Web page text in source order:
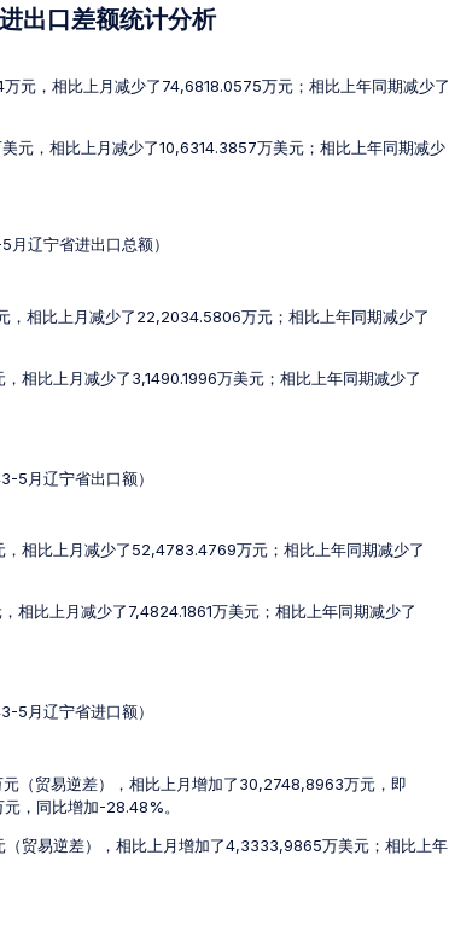
出口差额统计分析
元，相比上月减少了74,6818.0575万元；相比上年同期减少了
元，相比上月减少了10,6314.3857万美元；相比上年同期减少
月辽宁省进出口总额）
相比上月减少了22,2034.5806万元；相比上年同期减少了
相比上月减少了3,1490.1996万美元；相比上年同期减少了
5月辽宁省出口额）
相比上月减少了52,4783.4769万元；相比上年同期减少了
比上月减少了7,4824.1861万美元；相比上年同期减少了
5月辽宁省进口额）
（贸易逆差），相比上月增加了30,2748,8963万元，即
，同比增加-28.48%。
贸易逆差），相比上月增加了4,3333,9865万美元；相比上年